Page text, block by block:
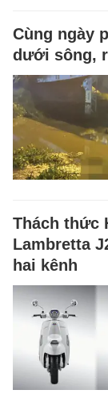
Cùng ngày
dưới sông,
Thách thức
Lambretta
hai kênh